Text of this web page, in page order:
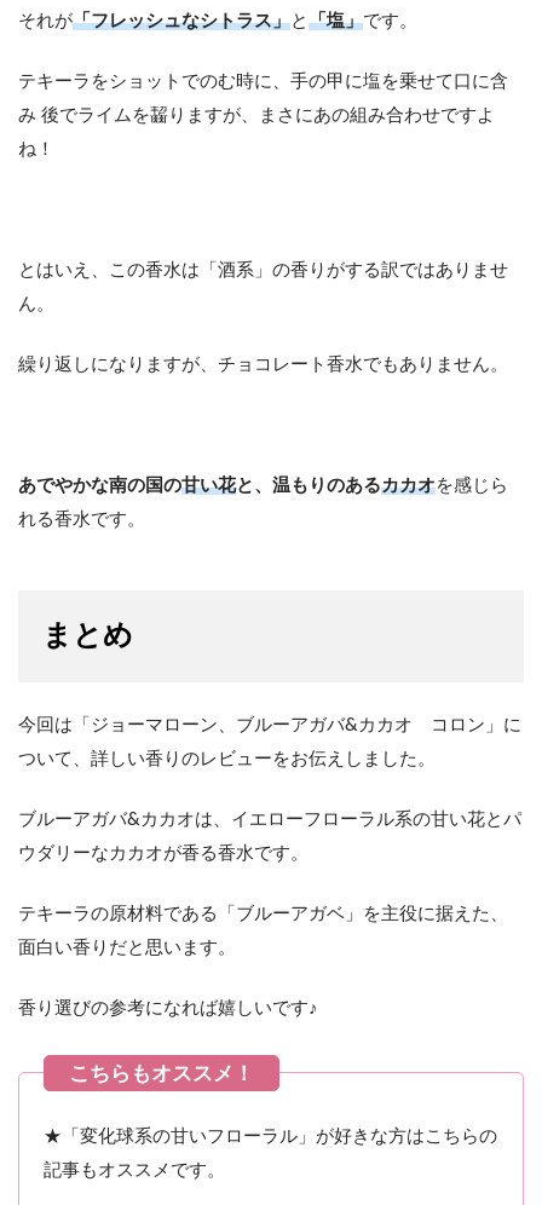
それが「フレッシュなシトラス」と 「塩」です。
テキーラをショットでのむ時に、手の甲に塩を乗せて口に含
み 後でライムを齧りますが、まさにあの組み合わせですよ
ね！
とはいえ、この香水は「酒系」の香りがする訳ではありませ
ん。
繰り返しになりますが、チョコレート香水でもありません。
あでやかな南の国の甘い花と、温もりのあるカカオを感じら
れる香水です。
まとめ
今回は「ジョーマローン、ブルーアガバ&カカオ コロン」に
ついて、詳しい香りのレビューをお伝えしました。
ブルーアガバ&カカオは、イエローフローラル系の甘い花とパ
ウダリーなカカオが香る香水です。
テキーラの原材料である「ブルーアガベ」を主役に据えた、
面白い香りだと思います。
香り選びの参考になれば嬉しいです♪
★「変化球系の甘いフローラル」が好きな方はこちらの
記事もオススメです。